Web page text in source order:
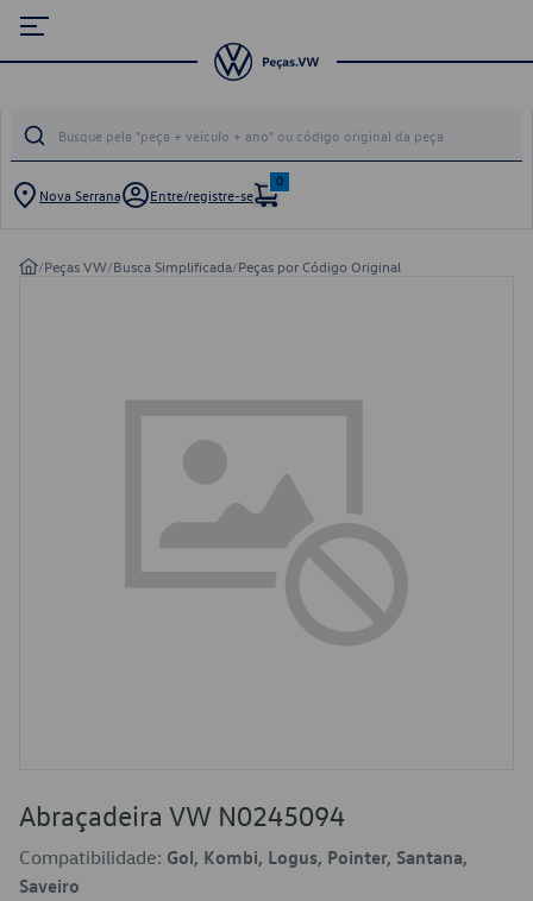
Nova Serrana Entre/registre-se
0
/Peças VW/Busca Simplificada/Peças por Código Original
Abraçadeira VW N0245094
Compatibilidade: Gol, Kombi, Logus, Pointer, Santana,
Saveiro